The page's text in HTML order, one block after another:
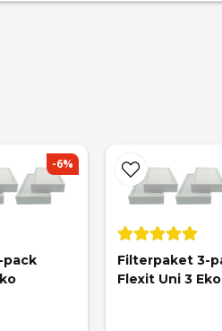
pack
-6%
Filterpaket 3-
Flexit Uni 3 Eko